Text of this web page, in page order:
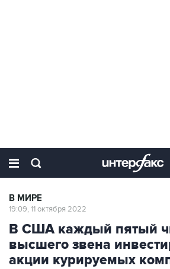
В МИРЕ
19:09, 11 октября 2022
В США каждый пятый
высшего звена
акции курируемых